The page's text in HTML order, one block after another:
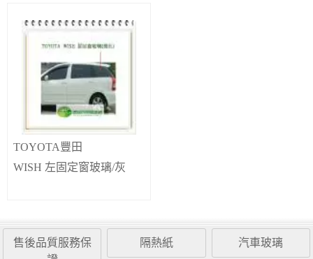
TOYOTA豐田
WISH 左固定窗玻璃/灰
售後品質服務保
隔熱紙 汽車玻璃